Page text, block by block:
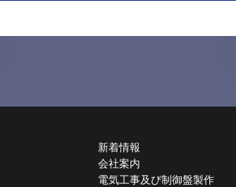
新着情報
会社案内
電気工事及び制御盤製作